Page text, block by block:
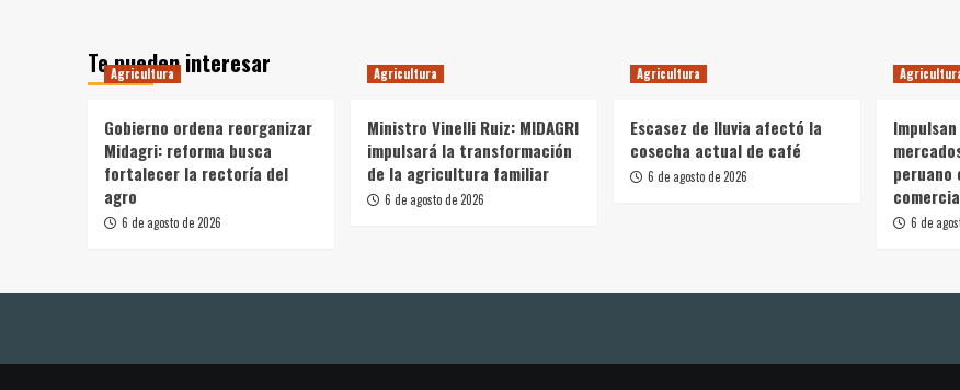
Te pueden interesar
Agricultura
Gobierno ordena reorganizar
Midagri: reforma busca
fortalecer la rectoría del
agro
6 de agosto de 2026
Agricultura
Ministro Vinelli Ruiz: MIDAGRI
impulsará la transformación
de la agricultura familiar
6 de agosto de 2026
Agricultura
Escasez de lluvia afectó la
cosecha actual de café
6 de agosto de 2026
peruano
6 de